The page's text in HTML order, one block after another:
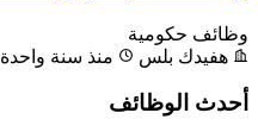
وظائف حكومية
هفيدك بلس
منذ سنة واحدة
أحدث الوظائف